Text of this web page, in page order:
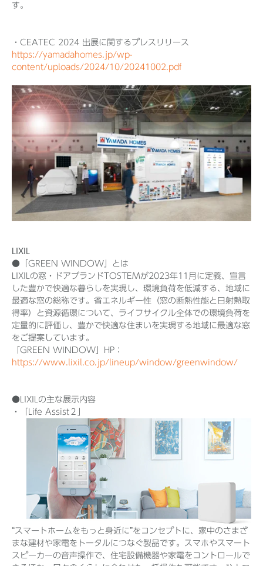
す。
・CEATEC 2024 出展に関するプレスリリース
https://yamadahomes.jp/wp-
content/uploads/2024/10/20241002.pdf
LIXIL
●「GREEN WINDOW」とは
LIXILの窓・ドアブランドTOSTEMが2023年11月に定義、宣言
した豊かで快適な暮らしを実現し、環境負荷を低減する、地域に
最適な窓の総称です。省エネルギー性（窓の断熱性能と日射熱取
得率）と資源循環について、ライフサイクル全体での環境負荷を
定量的に評価し、豊かで快適な住まいを実現する地域に最適な窓
をご提案しています。
「GREEN WINDOW」HP：
https://www.lixil.co.jp/lineup/window/greenwindow/
●LIXILの主な展示内容
・「Life Assist２」
“スマートホームをもっと身近に”をコンセプトに、家中のさまざ
まな建材や家電をトータルにつなぐ製品です。スマホやスマート
スピーカーの音声操作で、住宅設備機器や家電をコントロールで